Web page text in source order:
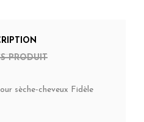
PRODUIT
sèche-cheveux Fidèle